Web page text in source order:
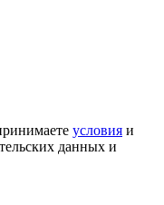
условия и
данных и